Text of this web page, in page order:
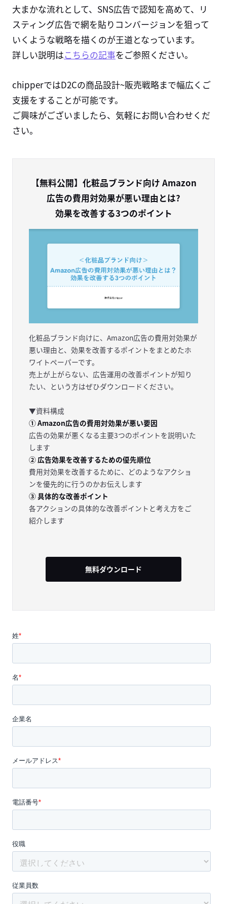
大まかな流れとして、SNS広告で認知を高めて、リ
スティング広告で網を貼りコンバージョンを狙って
いくような戦略を描くのが王道となっています。
詳しい説明はこちらの記事をご参照ください。
chipperではD2Cの商品設計~販売戦略まで幅広くご
支援をすることが可能です。
ご興味がございましたら、気軽にお問い合わせくだ
さい。
【無料公開】化粧品ブランド向け Amazon
広告の費用対効果が悪い理由とは?
効果を改善する3つのポイント
化粧品ブランド向けに、Amazon広告の費用対効果が
悪い理由と、効果を改善するポイントをまとめたホ
ワイトペーパーです。
売上が上がらない、広告運用の改善ポイントが知り
たい、という方はぜひダウンロードください。
▼資料構成
① Amazon広告の費用対効果が悪い要因
広告の効果が悪くなる主要3つのポイントを説明いた
します
② 広告効果を改善するための優先順位
費用対効果を改善するために、どのようなアクショ
ンを優先的に行うのかお伝えします
③ 具体的な改善ポイント
各アクションの具体的な改善ポイントと考え方をご
紹介します
無料ダウンロード